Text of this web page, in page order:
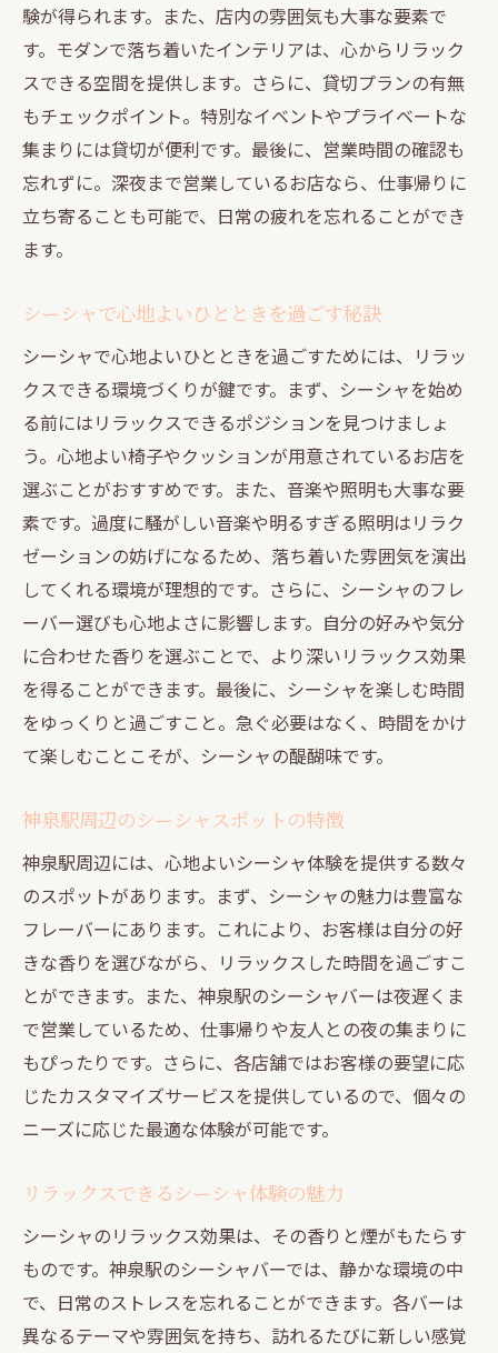
験が得られます。また、店内の雰囲気も大事な要素で
す。モダンで落ち着いたインテリアは、心からリラック
スできる空間を提供します。さらに、貸切プランの有無
もチェックポイント。特別なイベントやプライベートな
集まりには貸切が便利です。最後に、営業時間の確認も
忘れずに。深夜まで営業しているお店なら、仕事帰りに
立ち寄ることも可能で、日常の疲れを忘れることができ
ます。
シーシャで心地よいひとときを過ごす秘訣
シーシャで心地よいひとときを過ごすためには、リラッ
クスできる環境づくりが鍵です。まず、シーシャを始め
る前にはリラックスできるポジションを見つけましょ
う。心地よい椅子やクッションが用意されているお店を
選ぶことがおすすめです。また、音楽や照明も大事な要
素です。過度に騒がしい音楽や明るすぎる照明はリラク
ゼーションの妨げになるため、落ち着いた雰囲気を演出
してくれる環境が理想的です。さらに、シーシャのフレ
ーバー選びも心地よさに影響します。自分の好みや気分
に合わせた香りを選ぶことで、より深いリラックス効果
を得ることができます。最後に、シーシャを楽しむ時間
をゆっくりと過ごすこと。急ぐ必要はなく、時間をかけ
て楽しむことこそが、シーシャの醍醐味です。
神泉駅周辺のシーシャスポットの特徴
神泉駅周辺には、心地よいシーシャ体験を提供する数々
のスポットがあります。まず、シーシャの魅力は豊富な
フレーバーにあります。これにより、お客様は自分の好
きな香りを選びながら、リラックスした時間を過ごすこ
とができます。また、神泉駅のシーシャバーは夜遅くま
で営業しているため、仕事帰りや友人との夜の集まりに
もぴったりです。さらに、各店舗ではお客様の要望に応
じたカスタマイズサービスを提供しているので、個々の
ニーズに応じた最適な体験が可能です。
リラックスできるシーシャ体験の魅力
シーシャのリラックス効果は、その香りと煙がもたらす
ものです。神泉駅のシーシャバーでは、静かな環境の中
で、日常のストレスを忘れることができます。各バーは
異なるテーマや雰囲気を持ち、訪れるたびに新しい感覚